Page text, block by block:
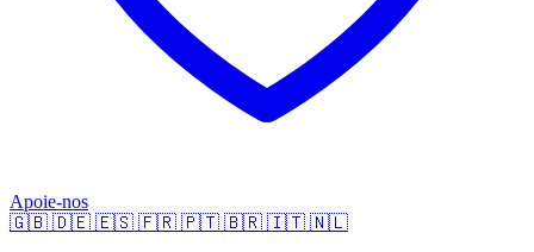
Apoie-nos
🇬🇧 🇩🇪 🇪🇸 🇫🇷 🇵🇹 🇧🇷 🇮🇹 🇳🇱